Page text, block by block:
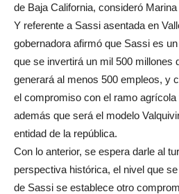
de Baja California, consideró Marina
Y referente a Sassi asentada en
gobernadora afirmó que Sassi es
que se invertirá un mil 500 millones
generará al menos 500 empleos, y
el compromiso con el ramo
además que será el modelo
entidad de la república.
Con lo anterior, se espera darle al
perspectiva histórica, el nivel que
de Sassi se establece otro